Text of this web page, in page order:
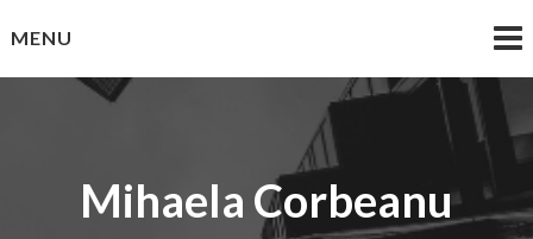
toMENU
Mihaela Corbeanu